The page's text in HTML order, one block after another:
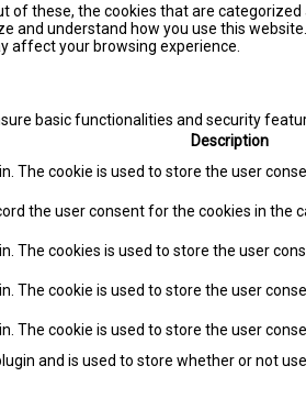
these, the cookies that are
understand how you use this
affect your browsing experience.
basic functionalities and security
Description
The cookie is used to store the user
the user consent for the cookies in the
The cookies is used to store the user
The cookie is used to store the user
The cookie is used to store the user
and is used to store whether or not